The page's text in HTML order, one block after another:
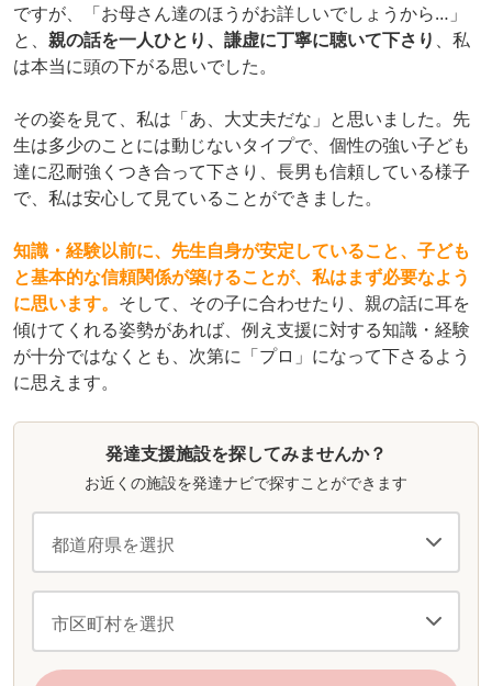
ですが、「お母さん達のほうがお詳しいでしょうから…」
と、 親の話を一人ひとり、謙虚に丁寧に聴いて下さり 、私
は本当に頭の下がる思いでした。
その姿を見て、私は「あ、大丈夫だな」と思いました。先
生は多少のことには動じないタイプで、個性の強い子ども
達に忍耐強くつき合って下さり、長男も信頼している様子
で、私は安心して見ていることができました。
知識・経験以前に、先生自身が安定していること、子ども
と基本的な信頼関係が築けることが、私はまず必要なよう
に思います。 そして、その子に合わせたり、親の話に耳を
傾けてくれる姿勢があれば、例え支援に対する知識・経験
が十分ではなくとも、次第に「プロ」になって下さるよう
に思えます。
発達支援施設を探してみませんか？
お近くの施設を発達ナビで探すことができます